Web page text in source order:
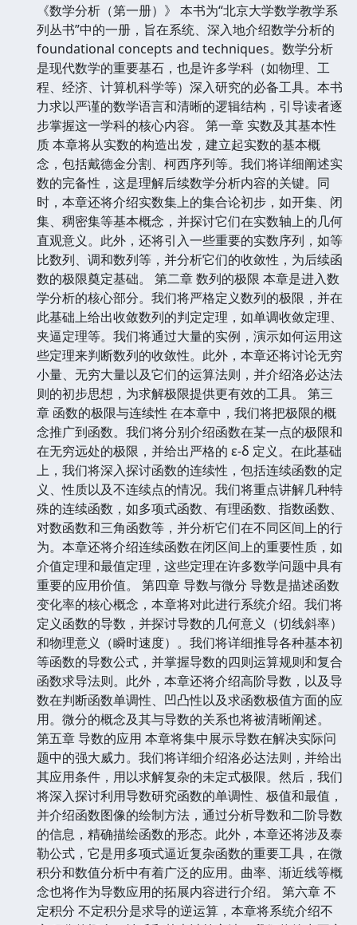
《数学分析（第一册）》 本书为“北京大学数学教学系
列丛书”中的一册，旨在系统、深入地介绍数学分析的
foundational concepts and techniques。数学分析
是现代数学的重要基石，也是许多学科（如物理、工
程、经济、计算机科学等）深入研究的必备工具。本书
力求以严谨的数学语言和清晰的逻辑结构，引导读者逐
步掌握这一学科的核心内容。 第一章 实数及其基本性
质 本章将从实数的构造出发，建立起实数的基本概
念，包括戴德金分割、柯西序列等。我们将详细阐述实
数的完备性，这是理解后续数学分析内容的关键。同
时，本章还将介绍实数集上的集合论初步，如开集、闭
集、稠密集等基本概念，并探讨它们在实数轴上的几何
直观意义。此外，还将引入一些重要的实数序列，如等
比数列、调和数列等，并分析它们的收敛性，为后续函
数的极限奠定基础。 第二章 数列的极限 本章是进入数
学分析的核心部分。我们将严格定义数列的极限，并在
此基础上给出收敛数列的判定定理，如单调收敛定理、
夹逼定理等。我们将通过大量的实例，演示如何运用这
些定理来判断数列的收敛性。此外，本章还将讨论无穷
小量、无穷大量以及它们的运算法则，并介绍洛必达法
则的初步思想，为求解极限提供更有效的工具。 第三
章 函数的极限与连续性 在本章中，我们将把极限的概
念推广到函数。我们将分别介绍函数在某一点的极限和
在无穷远处的极限，并给出严格的 ε-δ 定义。在此基础
上，我们将深入探讨函数的连续性，包括连续函数的定
义、性质以及不连续点的情况。我们将重点讲解几种特
殊的连续函数，如多项式函数、有理函数、指数函数、
对数函数和三角函数等，并分析它们在不同区间上的行
为。本章还将介绍连续函数在闭区间上的重要性质，如
介值定理和最值定理，这些定理在许多数学问题中具有
重要的应用价值。 第四章 导数与微分 导数是描述函数
变化率的核心概念，本章将对此进行系统介绍。我们将
定义函数的导数，并探讨导数的几何意义（切线斜率）
和物理意义（瞬时速度）。我们将详细推导各种基本初
等函数的导数公式，并掌握导数的四则运算规则和复合
函数求导法则。此外，本章还将介绍高阶导数，以及导
数在判断函数单调性、凹凸性以及求函数极值方面的应
用。微分的概念及其与导数的关系也将被清晰阐述。
第五章 导数的应用 本章将集中展示导数在解决实际问
题中的强大威力。我们将详细介绍洛必达法则，并给出
其应用条件，用以求解复杂的未定式极限。然后，我们
将深入探讨利用导数研究函数的单调性、极值和最值，
并介绍函数图像的绘制方法，通过分析导数和二阶导数
的信息，精确描绘函数的形态。此外，本章还将涉及泰
勒公式，它是用多项式逼近复杂函数的重要工具，在微
积分和数值分析中有着广泛的应用。曲率、渐近线等概
念也将作为导数应用的拓展内容进行介绍。 第六章 不
定积分 不定积分是求导的逆运算，本章将系统介绍不